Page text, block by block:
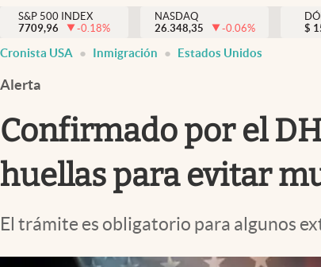
Trending
Streaming
PC y mobile
S&P 500 INDEX
7709,96
-0.18%
NASDAQ
26.348,35
-0.06%
$
Cronista USA Inmigración Estados Unidos
Alerta
Confirmado por el
huellas para evitar
El trámite es obligatorio para algunos